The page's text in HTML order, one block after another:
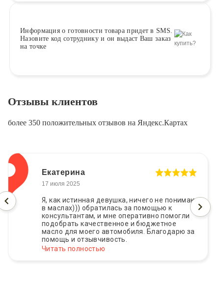
Информация о готовности товара придет в SMS.
Назовите код сотруднику и он выдаст Ваш заказ
на точке
Отзывы клиентов
более 350 положительных отзывов на Яндекс.Картах
Екатерина
17 июля 2025
Я, как истинная девушка, ничего не понимаю
в маслах))) обратилась за помощью к
консультантам, и мне оперативно помогли
подобрать качественное и бюджетное
масло для моего автомобиля. Благодарю за
помощь и отзывчивость.
Читать полностью